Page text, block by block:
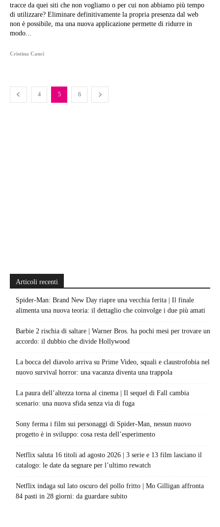
tracce da quei siti che non vogliamo o per cui non abbiamo più tempo
di utilizzare? Eliminare definitivamente la propria presenza dal web
non è possibile, ma una nuova applicazione permette di ridurre in
modo...
Cristina Canci
4 5 6
Articoli recenti
Spider-Man: Brand New Day riapre una vecchia ferita | Il finale
alimenta una nuova teoria: il dettaglio che coinvolge i due più amati
Barbie 2 rischia di saltare | Warner Bros. ha pochi mesi per trovare un
accordo: il dubbio che divide Hollywood
La bocca del diavolo arriva su Prime Video, squali e claustrofobia nel
nuovo survival horror: una vacanza diventa una trappola
La paura dell’altezza torna al cinema | Il sequel di Fall cambia
scenario: una nuova sfida senza via di fuga
Sony ferma i film sui personaggi di Spider-Man, nessun nuovo
progetto è in sviluppo: cosa resta dell’esperimento
Netflix saluta 16 titoli ad agosto 2026 | 3 serie e 13 film lasciano il
catalogo: le date da segnare per l’ultimo rewatch
Netflix indaga sul lato oscuro del pollo fritto | Mo Gilligan affronta
84 pasti in 28 giorni: da guardare subito